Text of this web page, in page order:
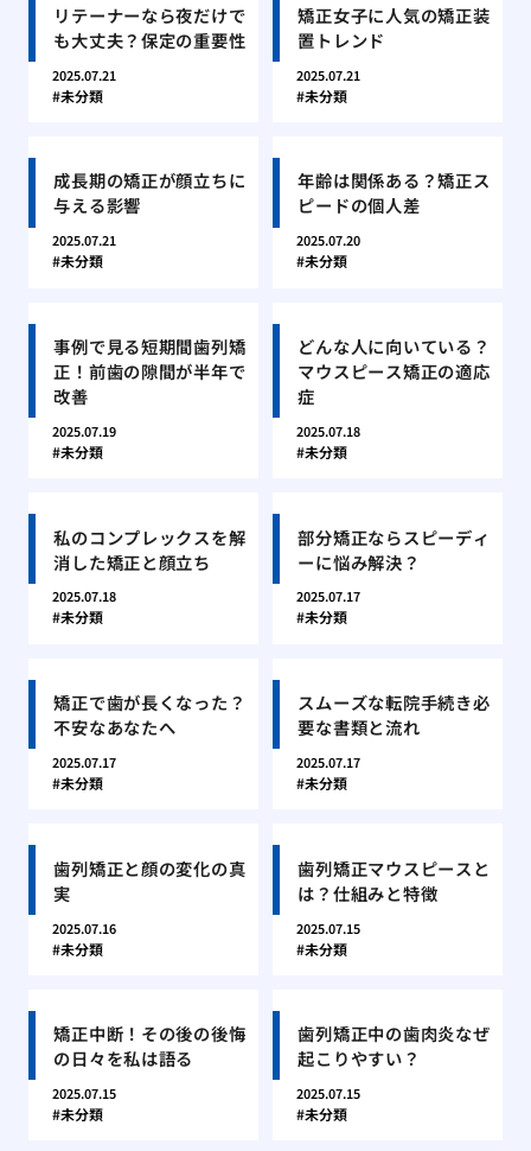
リテーナーなら夜だけで
も大丈夫？保定の重要性
2025.07.21
未分類
矯正女子に人気の矯正装
置トレンド
2025.07.21
未分類
成長期の矯正が顔立ちに
与える影響
2025.07.21
未分類
年齢は関係ある？矯正ス
ピードの個人差
2025.07.20
未分類
事例で見る短期間歯列矯
正！前歯の隙間が半年で
改善
2025.07.19
未分類
どんな人に向いている？
マウスピース矯正の適応
症
2025.07.18
未分類
私のコンプレックスを解
消した矯正と顔立ち
2025.07.18
未分類
部分矯正ならスピーディ
ーに悩み解決？
2025.07.17
未分類
矯正で歯が長くなった？
不安なあなたへ
2025.07.17
未分類
スムーズな転院手続き必
要な書類と流れ
2025.07.17
未分類
歯列矯正と顔の変化の真
実
2025.07.16
未分類
歯列矯正マウスピースと
は？仕組みと特徴
2025.07.15
未分類
矯正中断！その後の後悔
の日々を私は語る
2025.07.15
未分類
歯列矯正中の歯肉炎なぜ
起こりやすい？
2025.07.15
未分類